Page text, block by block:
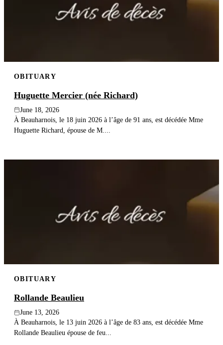
OBITUARY
Huguette Mercier (née Richard)
June 18, 2026
À Beauharnois, le 18 juin 2026 à l’âge de 91 ans, est décédée Mme
Huguette Richard, épouse de M....
OBITUARY
Rollande Beaulieu
June 13, 2026
À Beauharnois, le 13 juin 2026 à l’âge de 83 ans, est décédée Mme
Rollande Beaulieu épouse de feu...